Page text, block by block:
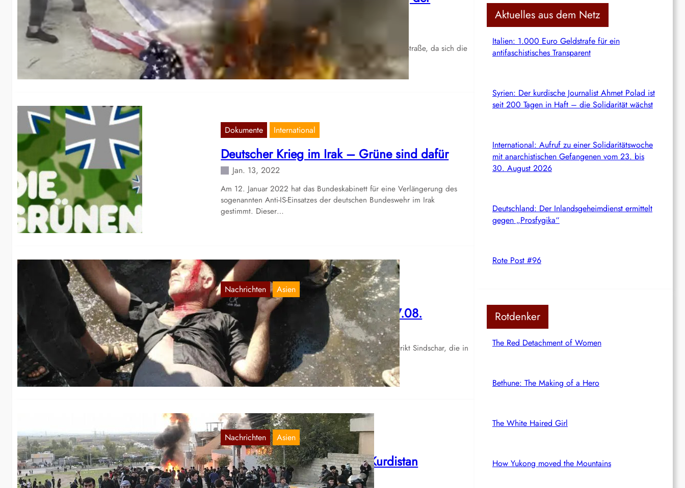
Ermordung Suleimanis
Feb. 15, 2022
Schon Anfang Januar gingen tausende im Irak auf die Straße, da sich die
Ermordung von Qassim Suleimani, dem obersten…
Dokumente International
Deutscher Krieg im Irak – Grüne sind dafür
Jan. 13, 2022
Am 12. Januar 2022 hat das Bundeskabinett für eine Verlängerung des
sogenannten Anti-IS-Einsatzes der deutschen Bundeswehr im Irak
gestimmt. Dieser…
Nachrichten Asien
Nachrichten aus der Türkei 11.–17.08.
Aug. 18, 2021
Im kurdischen Gebiet im Irak im Dorf Sikêniyê im Distrikt Sindschar, die in
der Nähe der Grenze zur Türkei liegt,…
Nachrichten Asien
Militante Proteste in irakisch Kurdistan
Dez. 21, 2020
c
Aktuelles aus dem Netz
Italien: 1.000 Euro Geldstrafe für ein
antifaschistisches Transparent
Syrien: Der kurdische Journalist Ahmet Polad ist
seit 200 Tagen in Haft – die Solidarität wächst
International: Aufruf zu einer Solidaritätswoche
mit anarchistischen Gefangenen vom 23. bis
30. August 2026
Deutschland: Der Inlandsgeheimdienst ermittelt
gegen „Prosfygika“
Rote Post #96
Rotdenker
The Red Detachment of Women
Bethune: The Making of a Hero
The White Haired Girl
How Yukong moved the Mountains